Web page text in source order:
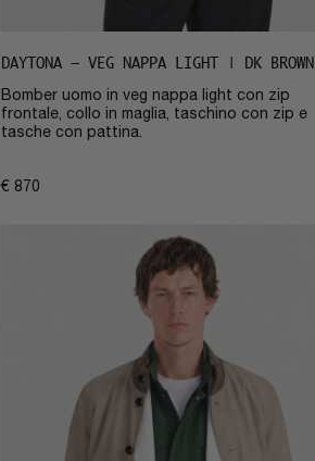
DAYTONA – VEG NAPPA LIGHT | DK BROWN
Bomber uomo in veg nappa light con zip
frontale, collo in maglia, taschino con zip e
tasche con pattina.
€ 870